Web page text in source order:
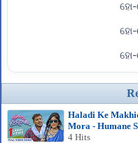
Haladi Ke
Mora - Humane
4 Hits